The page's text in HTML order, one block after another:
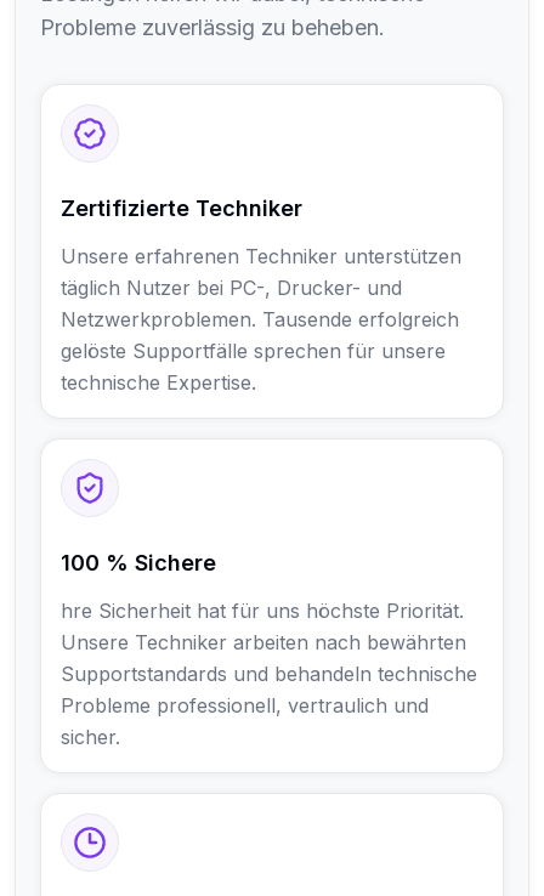
Probleme zuverlässig zu beheben.
Zertifizierte Techniker
Unsere erfahrenen Techniker unterstützen
täglich Nutzer bei PC-, Drucker- und
Netzwerkproblemen. Tausende erfolgreich
gelöste Supportfälle sprechen für unsere
technische Expertise.
100 % Sichere
hre Sicherheit hat für uns höchste Priorität.
Unsere Techniker arbeiten nach bewährten
Supportstandards und behandeln technische
Probleme professionell, vertraulich und
sicher.